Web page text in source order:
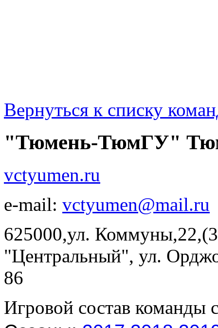
Вернуться к списку
"Тюмень-ТюмГУ"
vctyumen.ru
e-mail: vctyumen@mail.ru
625000,ул.
"Центральный", ул.
86
Игровой состав команды